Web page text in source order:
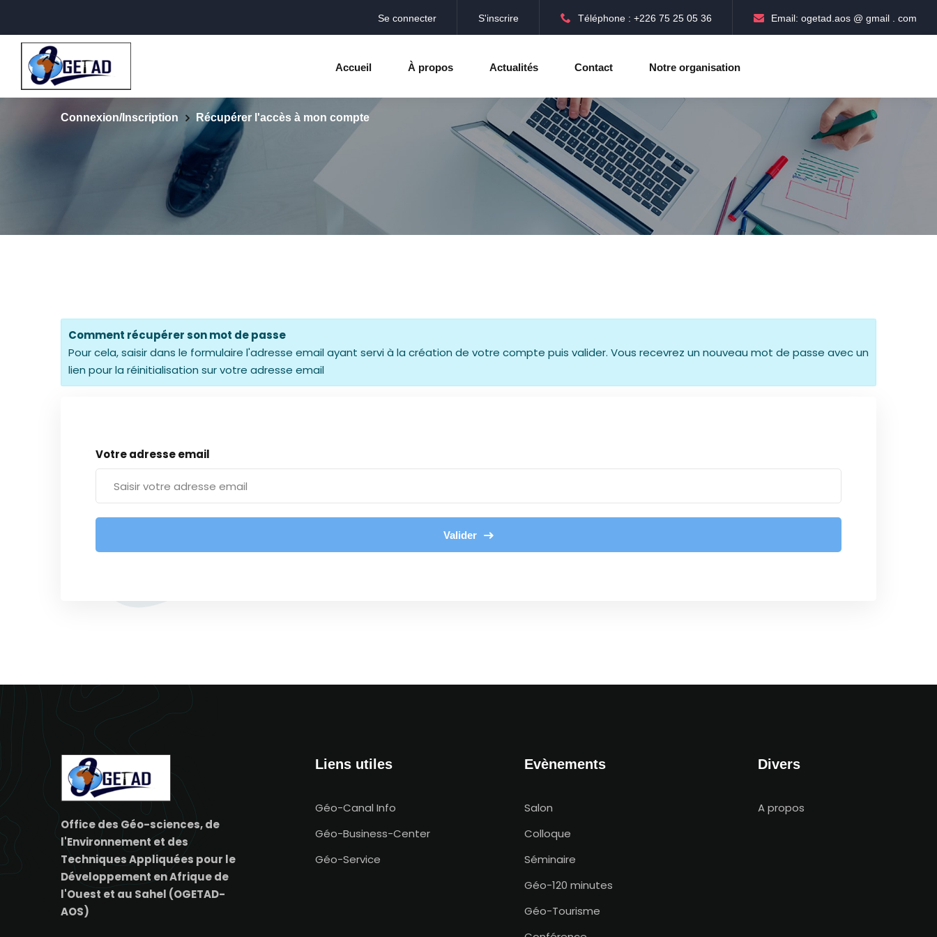
Se connecter S'inscrire Téléphone : +226 75 25 05 36 Email: ogetad.aos @ gmail . com
Accueil À propos Actualités Contact Notre organisation
Connexion/Inscription Récupérer l'accès à mon compte
Comment récupérer son mot de passe
Pour cela, saisir dans le formulaire l'adresse email ayant servi à la création de votre compte puis valider. Vous recevrez un nouveau mot de passe avec un
lien pour la réinitialisation sur votre adresse email
Votre adresse email
Valider
Office des Géo-sciences, de
l'Environnement et des
Techniques Appliquées pour le
Développement en Afrique de
l'Ouest et au Sahel (OGETAD-
AOS)
Liens utiles
Géo-Canal Info
Géo-Business-Center
Géo-Service
Evènements
Salon
Colloque
Séminaire
Géo-120 minutes
Géo-Tourisme
Divers
A propos